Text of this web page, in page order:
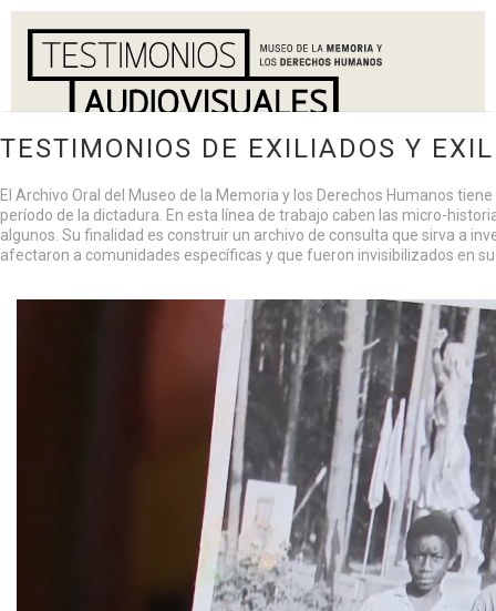
TESTIMONIOS DE EXILIADOS Y
El Archivo Oral del Museo de la Memoria y los Derechos Humanos
período de la dictadura. En esta línea de trabajo caben las micro-
algunos. Su finalidad es construir un archivo de consulta que sirva a
afectaron a comunidades específicas y que fueron invisibilizados en